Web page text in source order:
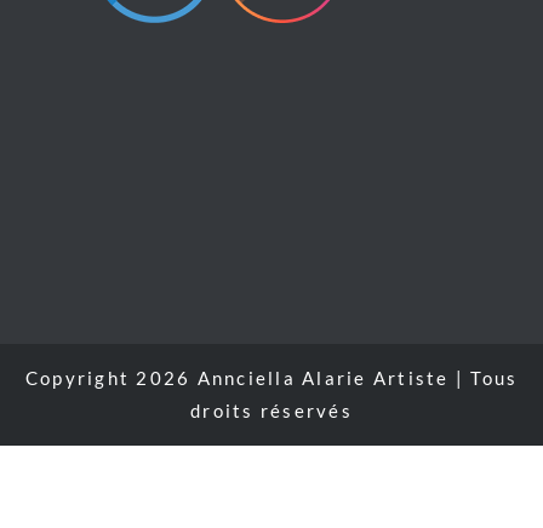
Copyright 2026 Annciella Alarie Artiste | Tous
droits réservés